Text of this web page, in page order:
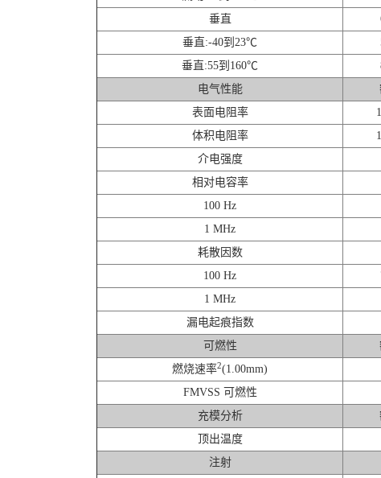
垂直
垂直:-40到23℃
垂直:55到160℃
电气性能
表面电阻率
体积电阻率
介电强度
相对电容率
100 Hz
1 MHz
耗散因数
100 Hz
1 MHz
漏电起痕指数
可燃性
燃烧速率2(1.00mm)
FMVSS 可燃性
充模分析
顶出温度
注射